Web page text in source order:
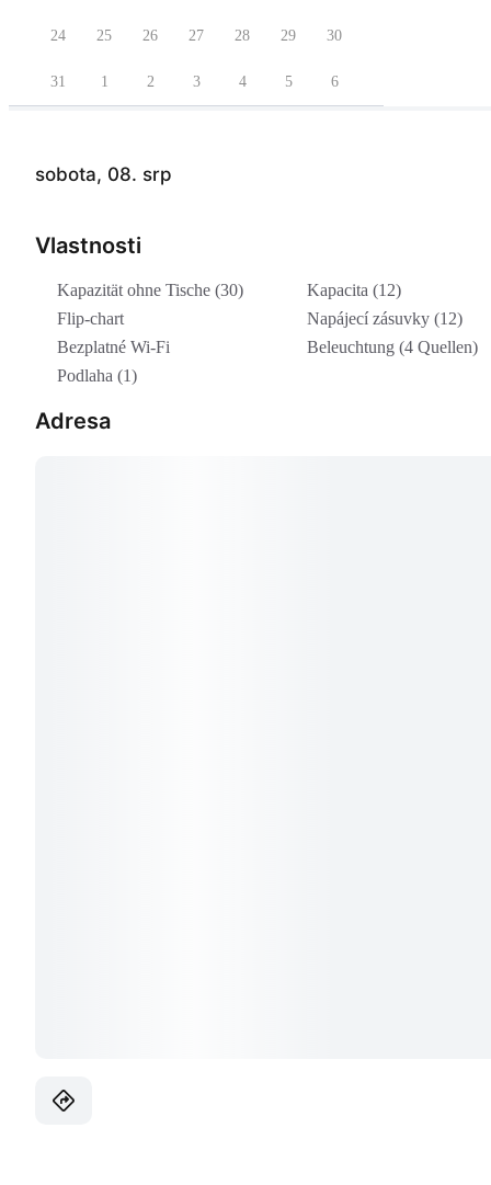
sobota, 08. srp
Vlastnosti
Kapazität ohne Tische (30)
Kapacita (12)
Flip-chart
Napájecí zásuvky (12)
Bezplatné Wi-Fi
Beleuchtung (4 Quellen)
Podlaha (1)
Adresa
24 25 26 27 28 29 30
31 1 2 3 4 5 6